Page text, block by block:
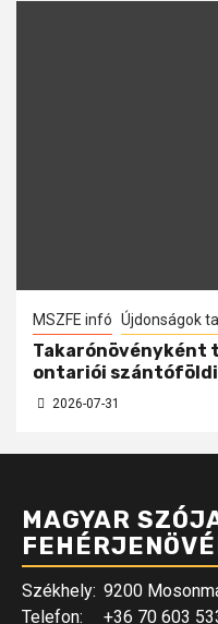
MSZFE infó Újdonságok
Takarónövényként
ontariói
2026-07-31
MAGYAR
Székhely: 9200
Telefon:
+36 70 603